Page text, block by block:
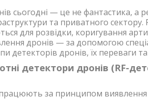
сьогодні — це не фантастика, а
та приватного
для розвідки, коригування
дронів — за допомогою
детекторів дронів, їх переваги
детектори дронів (RF-
за принципом виявлення